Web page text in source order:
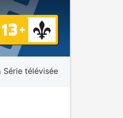
Série télévisée